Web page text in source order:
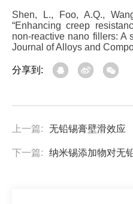
Shen, L., Foo, A.Q.,
“Enhancing creep
non-reactive nano fillers: A
Journal of Alloys and
分享到:
上一篇: 无铅锡膏壁滑效应
下一篇: 纳米锡添加物对无